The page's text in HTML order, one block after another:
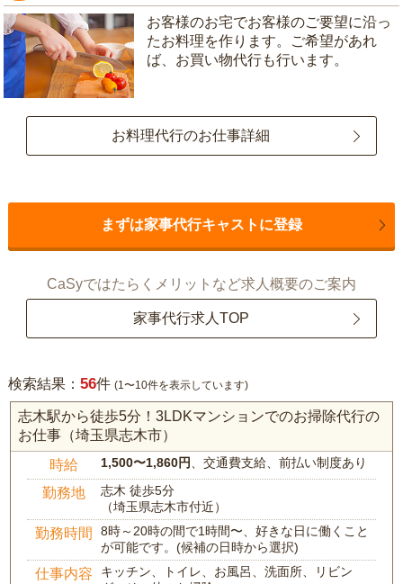
お客様のお宅でお客様のご要望に沿っ
たお料理を作ります。ご希望があれ
ば、お買い物代行も行います。
お料理代行のお仕事詳細
まずは家事代行キャストに登録
CaSyではたらくメリットなど求人概要のご案内
家事代行求人TOP
検索結果： 56件 (1〜10件を表示しています)
志木駅から徒歩5分！3LDKマンションでのお掃除代行の
お仕事（埼玉県志木市）
時給 1,500〜1,860円 、交通費支給、前払い制度あり
勤務地
志木 徒歩5分
（埼玉県志木市付近）
勤務時間
8時～20時の間で1時間〜、好きな日に働くこと
が可能です。(候補の日時から選択)
仕事内容
キッチン、トイレ、お風呂、洗面所、リビン